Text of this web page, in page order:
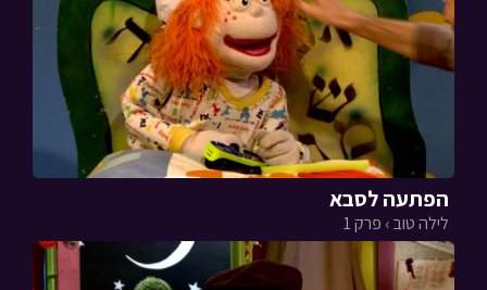
הפתעה לסבא
לילה טוב › פרק 1